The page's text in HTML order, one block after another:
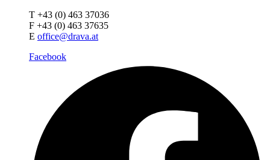
T +43 (0) 463 37036
F +43 (0) 463 37635
E office@drava.at
Facebook